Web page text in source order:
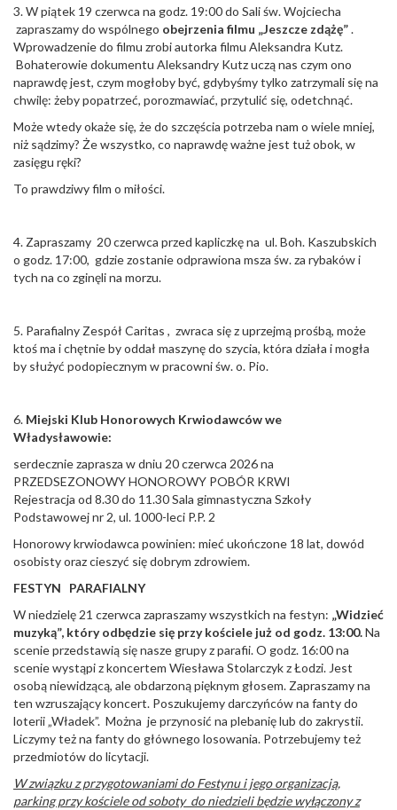
3. W piątek 19 czerwca na godz. 19:00 do Sali św. Wojciecha
zapraszamy do wspólnego obejrzenia filmu „Jeszcze zdążę”.
Wprowadzenie do filmu zrobi autorka filmu Aleksandra Kutz.
Bohaterowie dokumentu Aleksandry Kutz uczą nas czym ono
naprawdę jest, czym mogłoby być, gdybyśmy tylko zatrzymali się na
chwilę: żeby popatrzeć, porozmawiać, przytulić się, odetchnąć.
Może wtedy okaże się, że do szczęścia potrzeba nam o wiele mniej,
niż sądzimy? Że wszystko, co naprawdę ważne jest tuż obok, w
zasięgu ręki?
To prawdziwy film o miłości.
4. Zapraszamy 20 czerwca przed kapliczkę na ul. Boh. Kaszubskich
o godz. 17:00, gdzie zostanie odprawiona msza św. za rybaków i
tych na co zginęli na morzu.
5. Parafialny Zespół Caritas , zwraca się z uprzejmą prośbą, może
ktoś ma i chętnie by oddał maszynę do szycia, która działa i mogła
by służyć podopiecznym w pracowni św. o. Pio.
6. Miejski Klub Honorowych Krwiodawców we
Władysławowie:
serdecznie zaprasza w dniu 20 czerwca 2026 na
PRZEDSEZONOWY HONOROWY POBÓR KRWI
Rejestracja od 8.30 do 11.30 Sala gimnastyczna Szkoły
Podstawowej nr 2, ul. 1000-leci P.P. 2
Honorowy krwiodawca powinien: mieć ukończone 18 lat, dowód
osobisty oraz cieszyć się dobrym zdrowiem.
FESTYN PARAFIALNY
W niedzielę 21 czerwca zapraszamy wszystkich na festyn: „Widzieć
muzyką”, który odbędzie się przy kościele już od godz. 13:00.Na
scenie przedstawią się nasze grupy z parafii. O godz. 16:00 na
scenie wystąpi z koncertem Wiesława Stolarczyk z Łodzi. Jest
osobą niewidzącą, ale obdarzoną pięknym głosem. Zapraszamy na
ten wzruszający koncert. Poszukujemy darczyńców na fanty do
loterii „Władek”. Można je przynosić na plebanię lub do zakrystii.
Liczymy też na fanty do głównego losowania. Potrzebujemy też
przedmiotów do licytacji.
W związku z przygotowaniami do Festynu i jego organizacją,
parking przy kościele od soboty do niedzieli będzie wyłączony z